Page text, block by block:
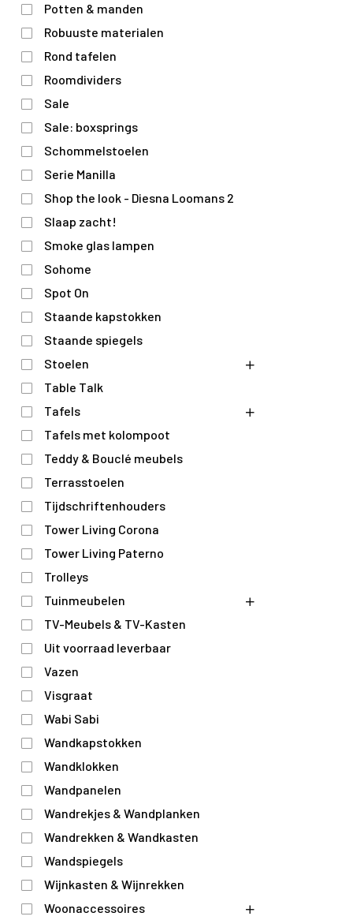
Potten & manden
Robuuste materialen
Rond tafelen
Roomdividers
Sale
Sale: boxsprings
Schommelstoelen
Serie Manilla
Shop the look - Diesna Loomans 2
Slaap zacht!
Smoke glas lampen
Sohome
Spot On
Staande kapstokken
Staande spiegels
Stoelen
Table Talk
Tafels
Tafels met kolompoot
Teddy & Bouclé meubels
Terrasstoelen
Tijdschriftenhouders
Tower Living Corona
Tower Living Paterno
Trolleys
Tuinmeubelen
TV-Meubels & TV-Kasten
Uit voorraad leverbaar
Vazen
Visgraat
Wabi Sabi
Wandkapstokken
Wandklokken
Wandpanelen
Wandrekjes & Wandplanken
Wandrekken & Wandkasten
Wandspiegels
Wijnkasten & Wijnrekken
Woonaccessoires